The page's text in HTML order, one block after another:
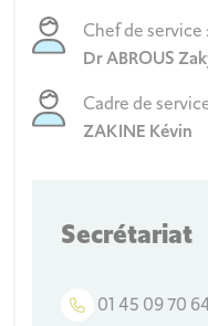
Chef de service :
Dr ABROUS
Cadre de
ZAKINE Kévin
Secrétariat
01 45 09 70